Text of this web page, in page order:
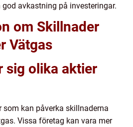
avkastning på investeringar.
om Skillnader
Vätgas
sig olika aktier
som kan påverka skillnaderna
Vissa företag kan vara mer